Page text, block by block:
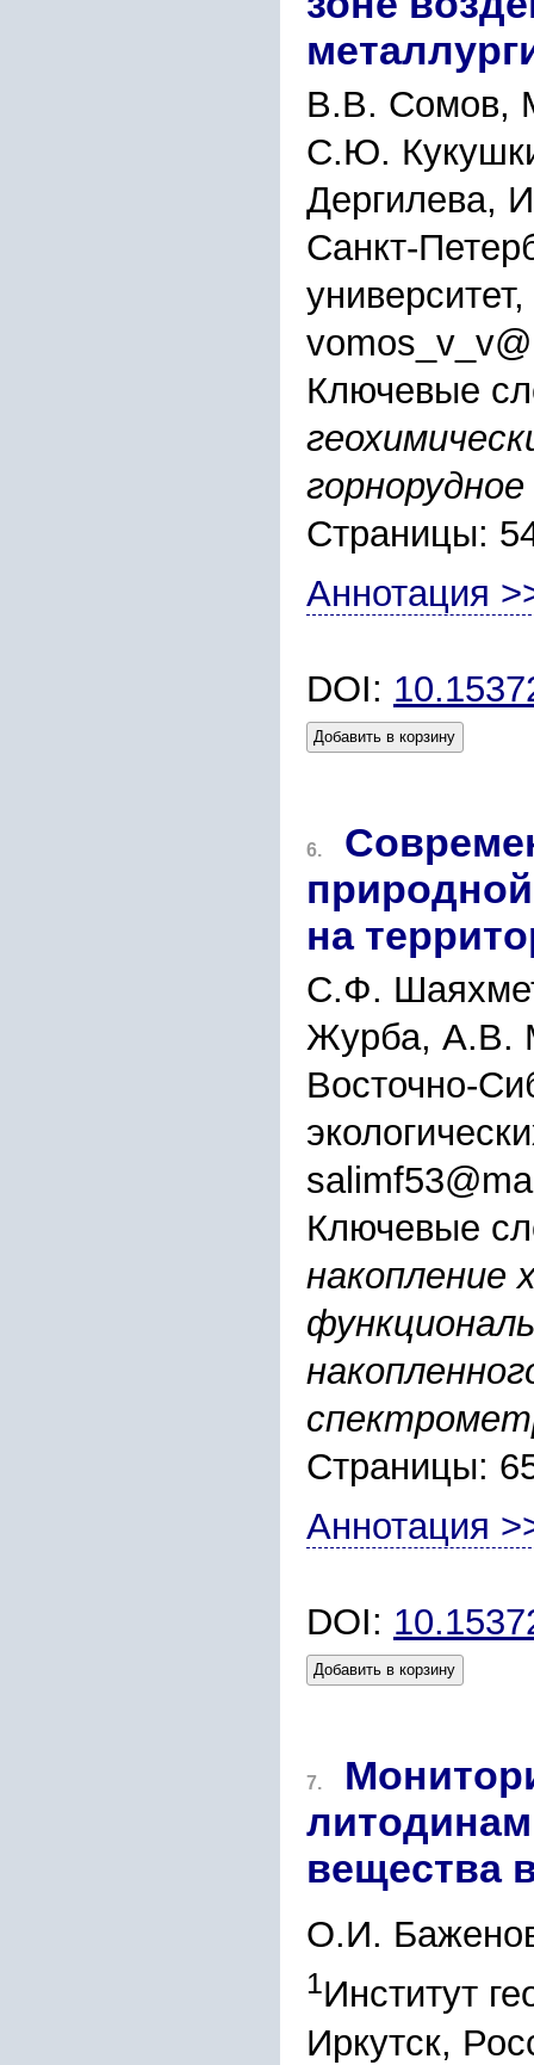
В.В. Сомов,
С.Ю.
Дергилева,
Санкт-
Ключевые
Страницы:
Аннотация
DOI:
Добавить в корзину
6.
на
С.Ф.
Журба, А.В.
Восточно-
Ключевые
накопление
Страницы:
Аннотация
DOI:
Добавить в корзину
7.
вещества
О.И.
1Институт
Иркутск,